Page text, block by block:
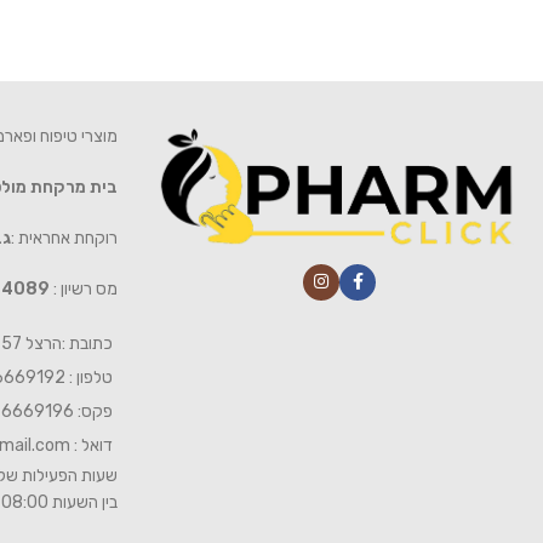
מוצרי טיפוח
בית מרקחת
רוקחת אחראית :
מס רשיון : 4089
כתובת :הרצל 57 חיפה
טלפון : 04-6669192
פקס: 04-6669196
דואל :
שעות הפעילות
בין השעות 08:00- 19:00 ביום שישי 08:00-15:00